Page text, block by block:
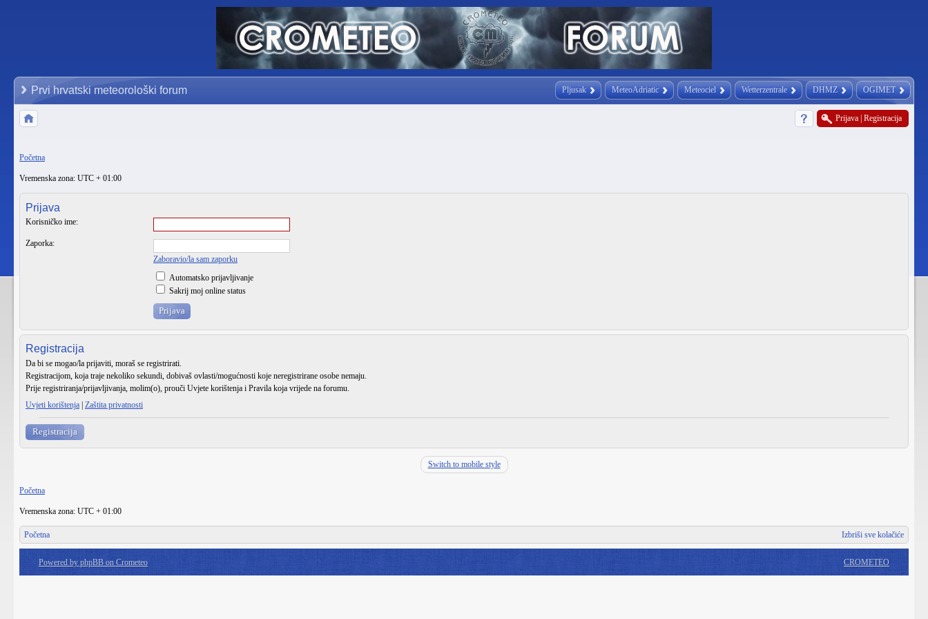
Pljusak MeteoAdriatic Meteociel Wetterzentrale DHMZ OGIMET
Prvi hrvatski meteorološki forum
Prijava Registracija
Početna
Vremenska zona: UTC + 01:00
Prijava
Korisničko ime:
Zaporka:
Zaboravio/la sam zaporku
Automatsko prijavljivanje
Sakrij moj online status
Registracija
Da bi se mogao/la prijaviti, moraš se registrirati.
Registracijom, koja traje nekoliko sekundi, dobivaš ovlasti/mogućnosti koje neregistrirane osobe nemaju.
Prije registriranja/prijavljivanja, molim(o), prouči Uvjete korištenja i Pravila koja vrijede na forumu.
Uvjeti korištenja Zaštita privatnosti
Registracija
Switch to mobile style
Početna
Vremenska zona: UTC + 01:00
Početna Izbriši sve kolačiće
Powered by phpBB on Crometeo CROMETEO